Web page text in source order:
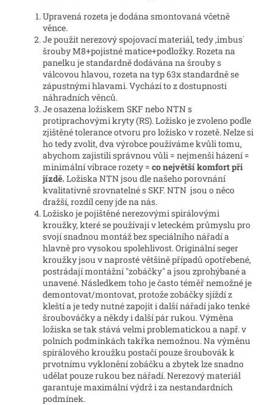
Upravená rozeta je dodána smontovaná včetně
věnce.
Je použit nerezový spojovací materiál, tedy ,imbus´
šrouby M8+pojistné matice+podložky. Rozeta na
panelku je standardně dodávána na šrouby s
válcovou hlavou, rozeta na typ 63x standardně se
zápustnými hlavami. Vychází to z dostupnosti
náhradních věnců.
Je osazena ložiskem SKF nebo NTN s
protiprachovými kryty (RS). Ložisko je zvoleno podle
zjištěné tolerance otvoru pro ložisko v rozetě. Nelze si
ho tedy zvolit, dva výrobce používáme kvůli tomu,
abychom zajistili správnou vůli = nejmenší házení =
minimální vibrace rozety = co největší komfort při
jízdě. Ložiska NTN jsou dle našeho porovnání
kvalitativně srovnatelné s SKF. NTN jsou o něco
dražší, rozdíl ceny jde na nás.
Ložisko je pojištěné nerezovými spirálovými
kroužky, které se používají v leteckém průmyslu pro
svojí snadnou montáž bez speciálního nářadí a
hlavně pro vysokou spolehlivost. Originální seger
kroužky jsou v naprosté většině případů opotřebené,
postrádají montážní "zobáčky" a jsou zprohýbané a
unavené. Následkem toho je často téměř nemožné je
demontovat/montovat, protože zobáčky sjíždí z
kleští a je tedy nutné zapojit i další nářadí jako tenké
šroubováčky a někdy i další pár rukou. Výměna
ložiska se tak stává velmi problematickou a např. v
polních podmínkách takřka nemožnou. Na výměnu
spirálového kroužku postačí pouze šroubovák k
prvotnímu vyklonění zobáčku a zbytek lze snadno
udělat pouze rukou bez nářadí. Nerezový materiál
garantuje maximální výdrž i za nestandardních
podmínek.